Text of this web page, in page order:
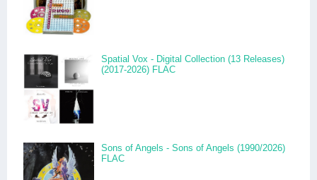
Spatial Vox - Digital Collection (13 Releases)
(2017-2026) FLAC
Sons of Angels - Sons of Angels (1990/2026)
FLAC